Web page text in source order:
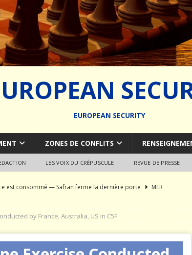
EUROPEAN SECURITY
ZONES DE CONFLITS
LES VOIX DU CRÉPUSCULE REVUE DE PRESSE
est consommé — Safran ferme la dernière porte
MER
France paie trois fois
JÉRÔME DENARIEZ
by France, Australia, US in C5F